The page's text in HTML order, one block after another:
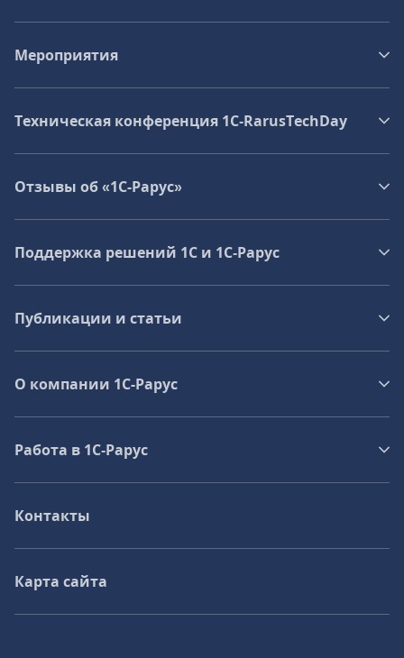
Мероприятия
Техническая конференция 1C‑RarusTechDay
Отзывы об «1С-Рарус»
Поддержка решений 1С и 1С‑Рарус
Публикации и статьи
О компании 1C-Рарус
Работа в 1С‑Рарус
Контакты
Карта сайта